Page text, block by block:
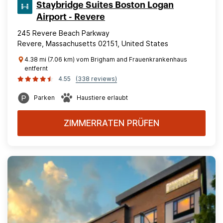
Staybridge Suites Boston Logan
Airport - Revere
245 Revere Beach Parkway
Revere, Massachusetts 02151, United States
4.38 mi (7.06 km) vom Brigham and Frauenkrankenhaus
entfernt
4.55
(338 reviews)
Parken Haustiere erlaubt
ZIMMERRATEN PRÜFEN